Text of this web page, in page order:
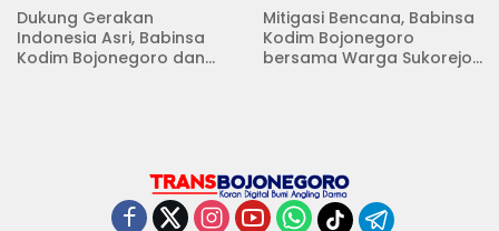
Dukung Gerakan
Indonesia Asri, Babinsa
Kodim Bojonegoro dan
Mitigasi Bencana, Babinsa
Kodim Bojonegoro
bersama Warga Sukorejo